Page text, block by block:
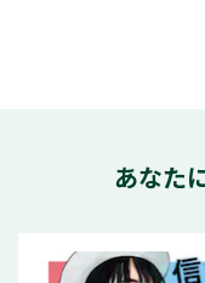
あなた